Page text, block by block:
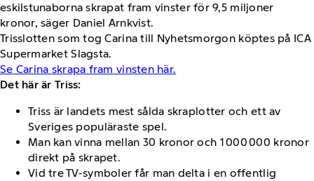
eskilstunaborna skrapat fram vinster för 9,5 miljoner
kronor, säger Daniel Arnkvist.
Trisslotten som tog Carina till Nyhetsmorgon köptes på ICA
Supermarket Slagsta.
Se Carina skrapa fram vinsten här.
Det här är Triss:
Triss är landets mest sålda skraplotter och ett av
Sveriges populäraste spel.
Man kan vinna mellan 30 kronor och 1 000 000 kronor
direkt på skrapet.
Vid tre TV-symboler får man delta i en offentlig